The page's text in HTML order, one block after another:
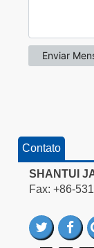
Contato
SHANTUI
Fax: +86-